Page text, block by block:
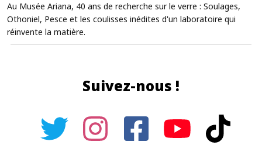
Au Musée Ariana, 40 ans de recherche sur le verre : Soulages,
Othoniel, Pesce et les coulisses inédites d'un laboratoire qui
réinvente la matière.
Suivez-nous !